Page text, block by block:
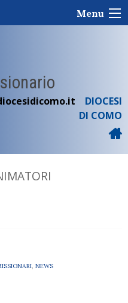
Menu
DIOCESI
DI COMO
, NEWS